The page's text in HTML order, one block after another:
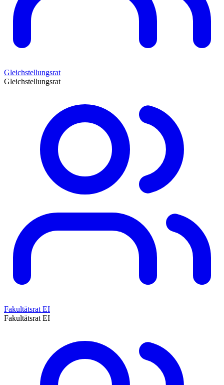
Gleichstellungsrat
Gleichstellungsrat
Fakultätsrat EI
Fakultätsrat EI